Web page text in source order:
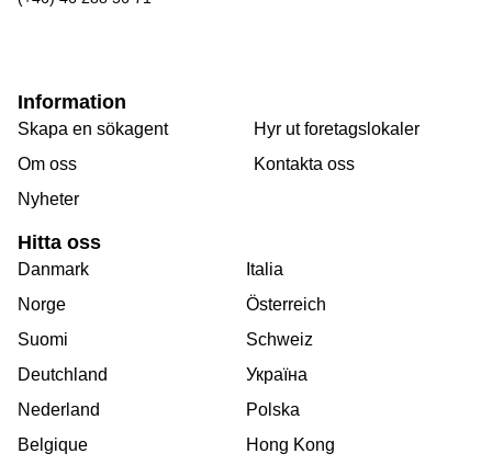
Information
Skapa en sökagent
Om oss
Nyheter
Hyr ut foretagslokaler
Kontakta oss
Hitta oss
Danmark
Norge
Suomi
Deutchland
Nederland
Belgique
Italia
Österreich
Schweiz
Україна
Polska
Hong Kong